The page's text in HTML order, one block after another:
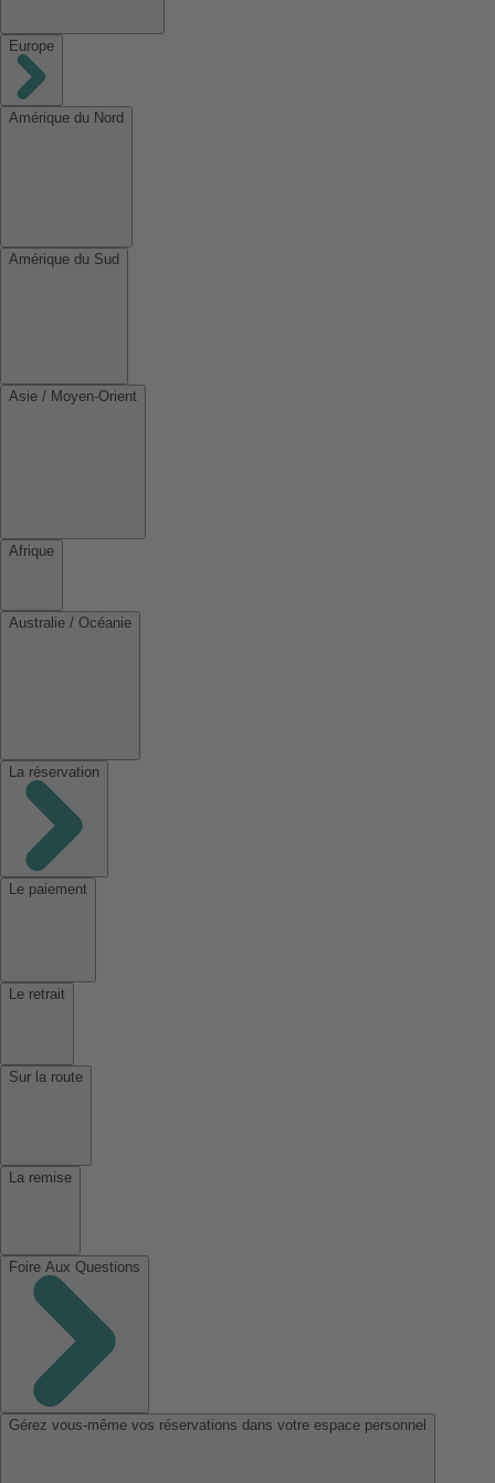
Europe
Amérique du Nord
Amérique du Sud
Asie / Moyen-Orient
Afrique
Australie / Océanie
La réservation
Le paiement
Le retrait
Sur la route
La remise
Foire Aux Questions
Gérez vous-même vos réservations dans votre espace personnel